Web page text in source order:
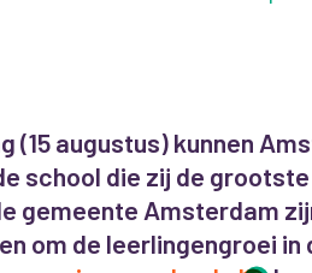
(15 augustus) kunnen
school die zij de
gemeente Amsterdam
om de leerlingengroei in